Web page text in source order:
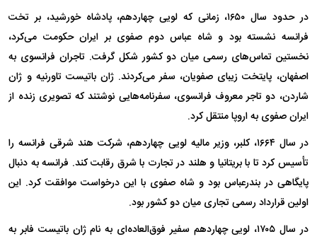
در حدود سال ۱۶۵۰، زمانی که لویی چهاردهم، پادشاه خورشید، بر تخت
فرانسه نشسته بود و شاه عباس دوم صفوی بر ایران حکومت می‌کرد،
نخستین تماس‌های رسمی میان دو کشور شکل گرفت. تاجران فرانسوی به
اصفهان، پایتخت زیبای صفویان، سفر می‌کردند. ژان باتیست تاورنیه و ژان
شاردن، دو تاجر معروف فرانسوی، سفرنامه‌هایی نوشتند که تصویری زنده از
ایران صفوی به اروپا منتقل کرد.
در سال ۱۶۶۴، کلبر، وزیر مالیه لویی چهاردهم، شرکت هند شرقی فرانسه را
تأسیس کرد تا با بریتانیا و هلند در تجارت با شرق رقابت کند. فرانسه به دنبال
پایگاهی در بندرعباس بود و شاه صفوی با این درخواست موافقت کرد. این
اولین قرارداد رسمی تجاری میان دو کشور بود.
در سال ۱۷۰۵، لویی چهاردهم سفیر فوق‌العاده‌ای به نام ژان باتیست فابر به